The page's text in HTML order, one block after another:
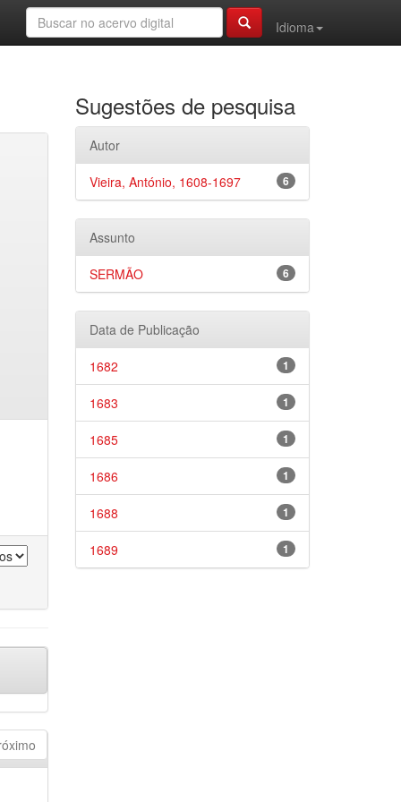
Idioma
Sugestões de pesquisa
Autor
6
Vieira, António, 1608-1697
Assunto
6
SERMÃO
Data de Publicação
1
1682
1
1683
1
1685
1
1686
1
1688
1
1689